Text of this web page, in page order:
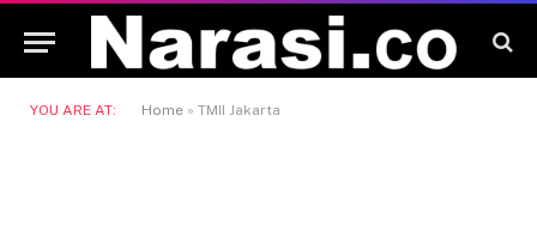
YOU ARE AT: Home » TMII Jakarta